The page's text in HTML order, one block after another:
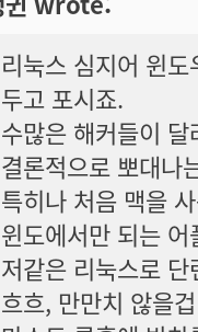
리눅스 심지어 윈
두고 포시죠.
수많은 해커들이
결론적으로 뽀대나
특히나 처음 맥을
윈도에서만 되는
저같은 리눅스로
흐흐, 만만치 않을